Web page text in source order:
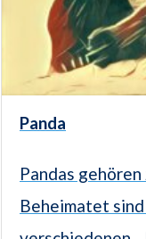
Panda
Pandas
Beheimatet